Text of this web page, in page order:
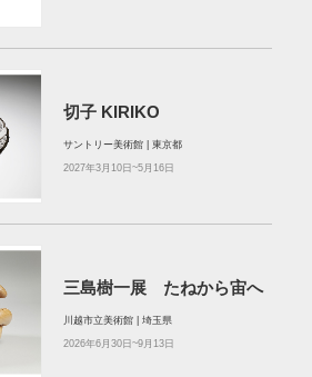
切子 KIRIKO
サントリー美術館 | 東京都
2027年3月10日~5月16日
三島樹一展 たねから宙へ
川越市立美術館 | 埼玉県
2026年6月30日~9月13日